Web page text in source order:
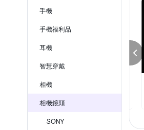
手機
手機福利品
耳機
智慧穿戴
相機
相機鏡頭
SONY
鏡頭下殺94折(平輸)